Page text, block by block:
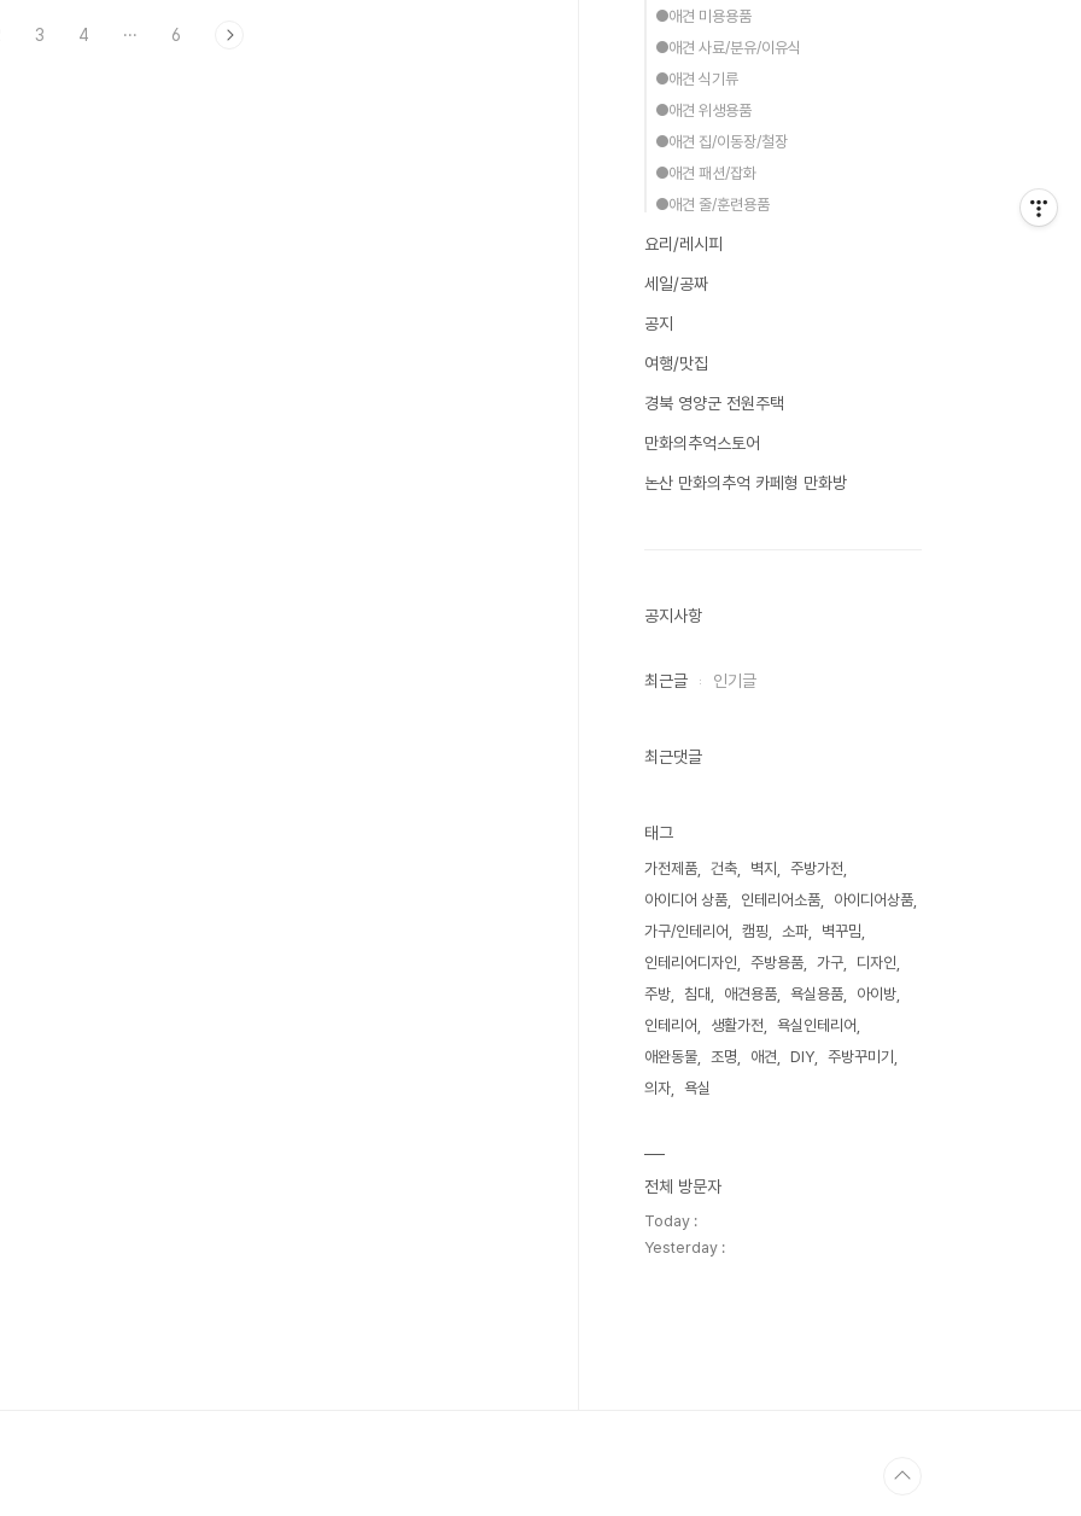
등의 공공 사업을 소개한다. 또
3 4 ··· 6
●애견 미용용품
●애견 사료/분유/이유식
●애견 식기류
●애견 위생용품
●애견 집/이동장/철장
●애견 패션/잡화
●애견 줄/훈련용품
요리/레시피
세일/공짜
공지
여행/맛집
경북 영양군 전원주택
만화의추억스토어
논산 만화의추억 카페형 만화방
공지사항
최근글 인기글
최근댓글
태그
가전제품 건축 벽지
주방가전
아이디어 상품
인테리어소품
아이디어상품
가구/인테리어
캠핑 소파
벽꾸밈
인테리어디자인
주방용품 가구
디자인
주방
침대 애견용품 욕실용품
아이방
인테리어
생활가전
욕실인테리어
애완동물
조명 애견 DIY
주방꾸미기
의자
욕실
전체 방문자
Today :
Yesterday :